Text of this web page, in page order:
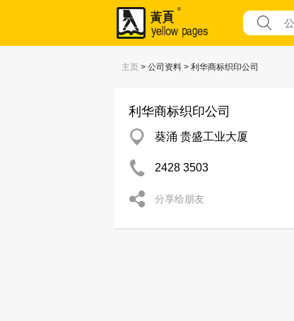
主页 > 公司资料 > 利华商标织印公司
利华商标织印公司
葵涌 贵盛工业大厦
2428 3503
分享给朋友